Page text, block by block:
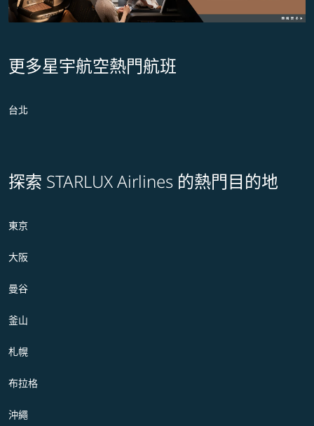
更多星宇航空熱門航班
台北
探索 STARLUX Airlines 的熱門目的地
東京
大阪
曼谷
釜山
札幌
布拉格
沖繩